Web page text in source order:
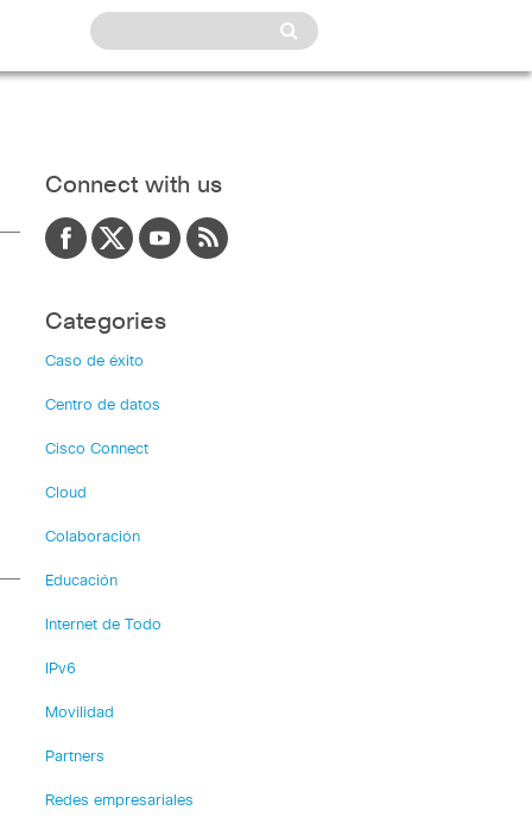
Connect with us
Categories
Caso de éxito
Centro de datos
Cisco Connect
Cloud
Colaboración
Educación
Internet de Todo
IPv6
Movilidad
Partners
Redes empresariales